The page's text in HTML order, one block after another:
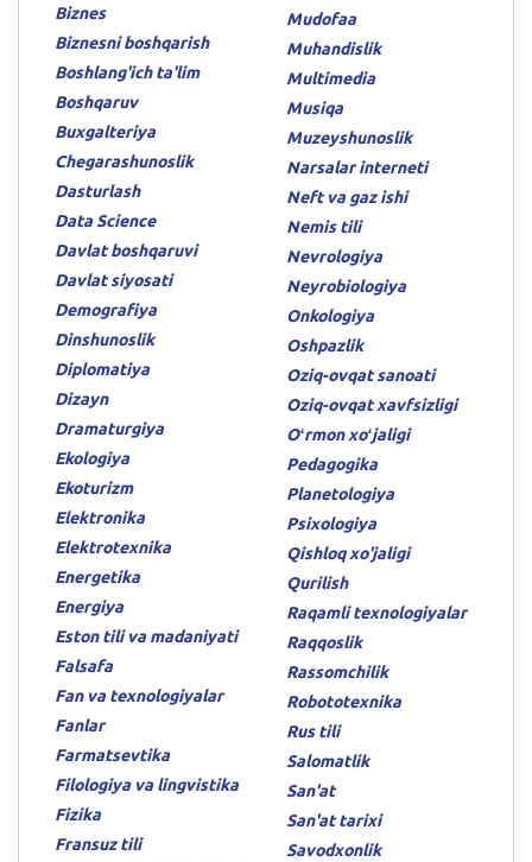
Biznes
Biznesni boshqarish
Boshlang'ich ta'lim
Boshqaruv
Buxgalteriya
Chegarashunoslik
Dasturlash
Data Science
Davlat boshqaruvi
Davlat siyosati
Demografiya
Dinshunoslik
Diplomatiya
Dizayn
Dramaturgiya
Ekologiya
Ekoturizm
Elektronika
Elektrotexnika
Energetika
Energiya
Eston tili va madaniyati
Falsafa
Fan va texnologiyalar
Fanlar
Farmatsevtika
Filologiya va lingvistika
Fizika
Fransuz tili
Mudofaa
Muhandislik
Multimedia
Musiqa
Muzeyshunoslik
Narsalar interneti
Neft va gaz ishi
Nemis tili
Nevrologiya
Neyrobiologiya
Onkologiya
Oshpazlik
Oziq-ovqat sanoati
Oziq-ovqat xavfsizligi
Oʻrmon xoʻjaligi
Pedagogika
Planetologiya
Psixologiya
Qishloq xo'jaligi
Qurilish
Raqamli texnologiyalar
Raqqoslik
Rassomchilik
Robototexnika
Rus tili
Salomatlik
San'at
San'at tarixi
Savodxonlik